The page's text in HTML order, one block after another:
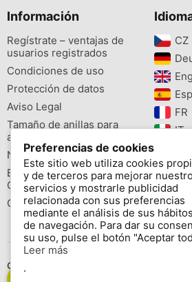
Información
Regístrate – ventajas de
usuarios registrados
Condiciones de uso
Protección de datos
Aviso Legal
Tamaño de anillas para
aves
Newsletter
Buscador de especies
Cites
Colores de las anillas
CZ‎
FR‎
IT‎
PL‎
PT‎
Preferencias de cookies
Este sitio web utiliza cookies
y de terceros para mejorar
servicios y mostrarle publicidad
relacionada con sus preferencias
mediante el análisis de sus hábitos
de navegación. Para dar su
su uso, pulse el botón "Aceptar
Leer más
.
Contáctenos
Copyright © 2026 www.aviornis.net Tablón de